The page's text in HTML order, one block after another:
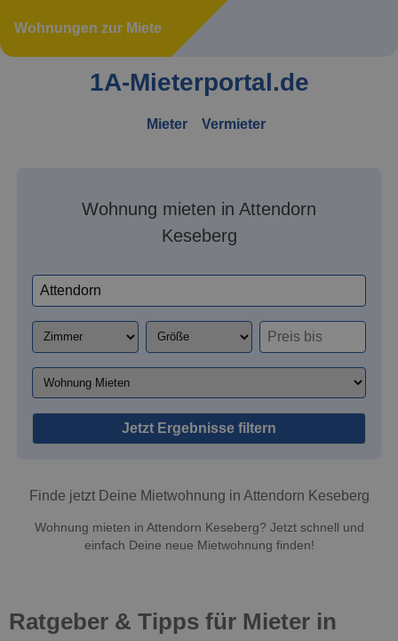
Wohnungen zur Miete
1A-Mieterportal.de
Mieter Vermieter
Wohnung mieten in Attendorn
Keseberg
Jetzt Ergebnisse filtern
Finde jetzt Deine Mietwohnung in Attendorn Keseberg
Wohnung mieten in Attendorn Keseberg? Jetzt schnell und
einfach Deine neue Mietwohnung finden!
Ratgeber & Tipps für Mieter in